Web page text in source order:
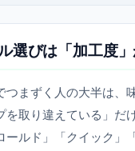
選びは「加工度
つまずく人の大半は、
を取り違えている」だ
ールド」「クイック」